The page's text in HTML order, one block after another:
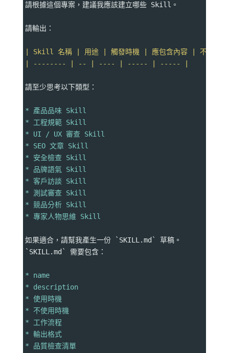
請根據這個專案，建議我應該建立哪些 Skill。
請輸出：
| Skill 名稱 | 用途 | 觸發時機 | 應包含內容 | 不該做
| -------- | -- | ---- | ----- | ----- |
請至少思考以下類型：
* 產品品味 Skill
* 工程規範 Skill
* UI / UX 審查 Skill
* SEO 文章 Skill
* 安全檢查 Skill
* 品牌語氣 Skill
* 客戶訪談 Skill
* 測試審查 Skill
* 競品分析 Skill
* 專家人物思維 Skill
如果適合，請幫我產生一份 `SKILL.md` 草稿。
`SKILL.md` 需要包含：
* name
* description
* 使用時機
* 不使用時機
* 工作流程
* 輸出格式
* 品質檢查清單